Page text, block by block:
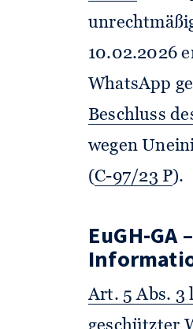
10.02.2026
WhatsApp
Beschluss
wegen
(C-97/23 P).
EuGH-GA
Art. 5 Abs. 3